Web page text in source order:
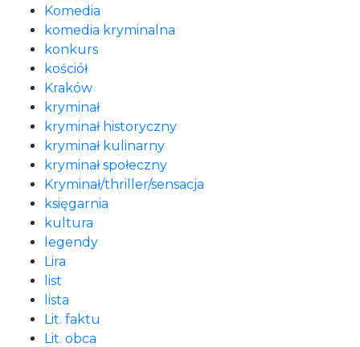
Komedia
komedia kryminalna
konkurs
kościół
Kraków
kryminał
kryminał historyczny
kryminał kulinarny
kryminał społeczny
Kryminał/thriller/sensacja
księgarnia
kultura
legendy
Lira
list
lista
Lit. faktu
Lit. obca